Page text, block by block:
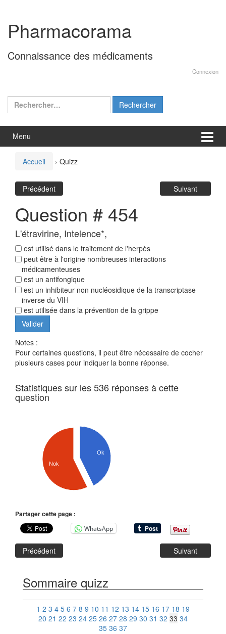
contenu
menu
principal
Pharmacorama
Connaissance des médicaments
Connexion
Rechercher :
Menu
Accueil › Quizz
Précédent Suivant
Question # 454
L'étravirine, Intelence*,
est utilisé dans le traitement de l'herpès
peut être à l'origine nombreuses interactions
médicamenteuses
est un antifongique
est un inhibiteur non nucléosidique de la transcriptase
inverse du VIH
est utilisée dans la prévention de la grippe
Notes :
Pour certaines questions, il peut être nécessaire de cocher
plusieurs cases pour indiquer la bonne réponse.
Statistiques sur les 536 réponses à cette
question
Ok
Nok
Partager cette page :
WhatsApp
Précédent Suivant
Sommaire quizz
1 2 3 4 5 6 7 8 9 10 11 12 13 14 15 16 17 18 19
20 21 22 23 24 25 26 27 28 29 30 31 32 33 34
35 36 37